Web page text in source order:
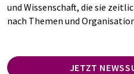
und Wissenschaft, die sie
nach Themen und
JETZT